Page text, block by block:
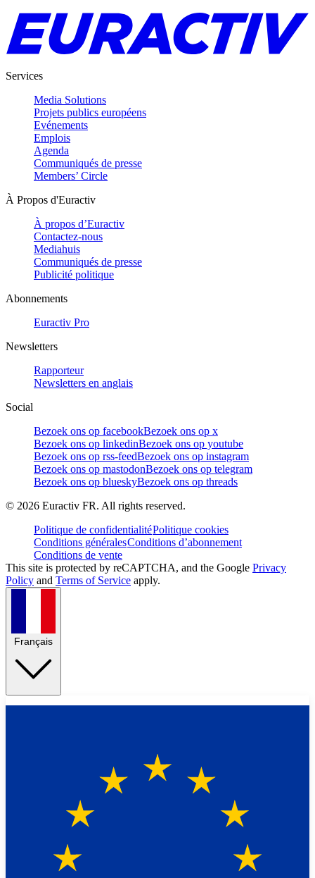
Services
Media Solutions
Projets publics européens
Evénements
Emplois
Agenda
Communiqués de presse
Members’ Circle
À Propos d'Euractiv
À propos d’Euractiv
Contactez-nous
Mediahuis
Communiqués de presse
Publicité politique
Abonnements
Euractiv Pro
Newsletters
Rapporteur
Newsletters en anglais
Social
Bezoek ons op facebookBezoek ons op x
Bezoek ons op linkedinBezoek ons op youtube
Bezoek ons op rss-feedBezoek ons op instagram
Bezoek ons op mastodonBezoek ons op telegram
Bezoek ons op blueskyBezoek ons op threads
© 2026 Euractiv FR. All rights reserved.
Politique de confidentialitéPolitique cookies
Conditions généralesConditions d’abonnement
Conditions de vente
This site is protected by reCAPTCHA, and the Google Privacy
Policy and Terms of Service apply.
Français